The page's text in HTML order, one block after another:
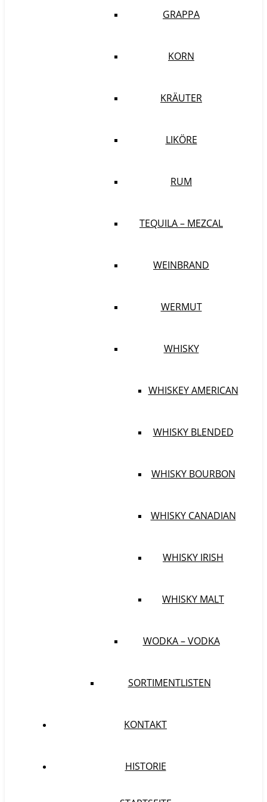
GRAPPA
KORN
KRÄUTER
LIKÖRE
RUM
TEQUILA – MEZCAL
WEINBRAND
WERMUT
WHISKY
WHISKEY AMERICAN
WHISKY BLENDED
WHISKY BOURBON
WHISKY CANADIAN
WHISKY IRISH
WHISKY MALT
WODKA – VODKA
SORTIMENTLISTEN
KONTAKT
HISTORIE